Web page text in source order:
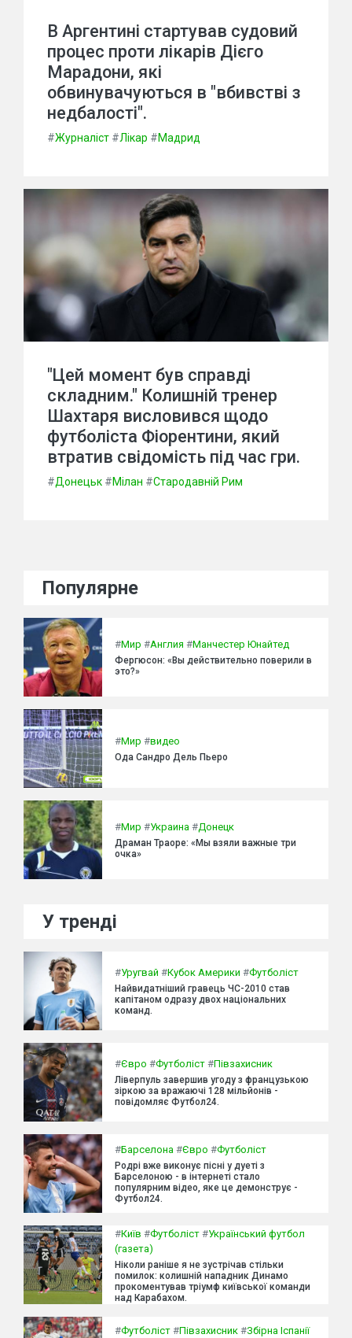
В Аргентині стартував судовий
процес проти лікарів Дієго
Марадони, які
обвинувачуються в "вбивстві з
недбалості".
#Журналіст #Лікар #Мадрид
"Цей момент був справді
складним." Колишній тренер
Шахтаря висловився щодо
футболіста Фіорентини, який
втратив свідомість під час гри.
#Донецьк #Мілан #Стародавній Рим
Популярне
#Мир #Англия #Манчестер Юнайтед
Фергюсон: «Вы действительно поверили в
это?»
#Мир #видео
Ода Сандро Дель Пьеро
#Мир #Украина #Донецк
Драман Траоре: «Мы взяли важные три
очка»
У тренді
#Уругвай #Кубок Америки #Футболіст
Найвидатніший гравець ЧС-2010 став
капітаном одразу двох національних
команд.
#Євро #Футболіст #Півзахисник
Ліверпуль завершив угоду з французькою
зіркою за вражаючі 128 мільйонів -
повідомляє Футбол24.
#Барселона #Євро #Футболіст
Родрі вже виконує пісні у дуеті з
Барселоною - в інтернеті стало
популярним відео, яке це демонструє -
Футбол24.
#Київ #Футболіст #Український футбол
(газета)
Ніколи раніше я не зустрічав стільки
помилок: колишній нападник Динамо
прокоментував тріумф київської команди
над Карабахом.
#Футболіст #Півзахисник #Збірна Іспанії